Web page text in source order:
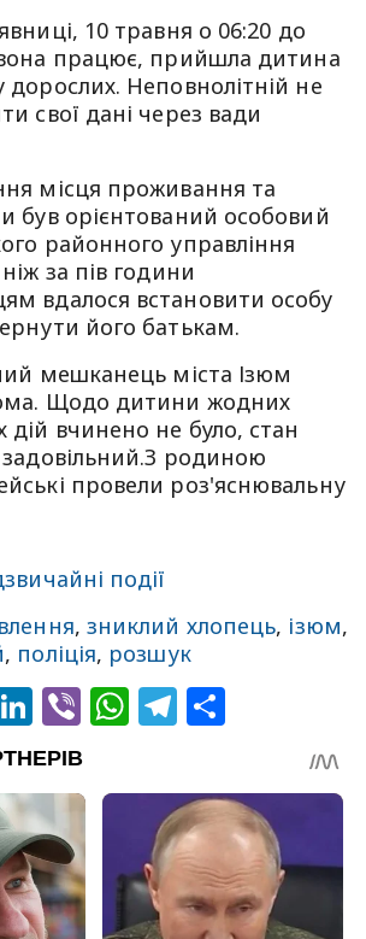
10 травня о 06:20 до
працює, прийшла дитина
дорослих. Неповнолітній не
свої дані через вади
місця проживання та
був орієнтований особовий
районного управління
за пів години
вдалося встановити особу
його батькам.
мешканець міста Ізюм
Щодо дитини жодних
вчинено не було, стан
задовільний.З родиною
провели роз'яснювальну
події
, зниклий хлопець, ізюм,
, поліція, розшук
LinkedIn
ViberWhatsApp
Telegram